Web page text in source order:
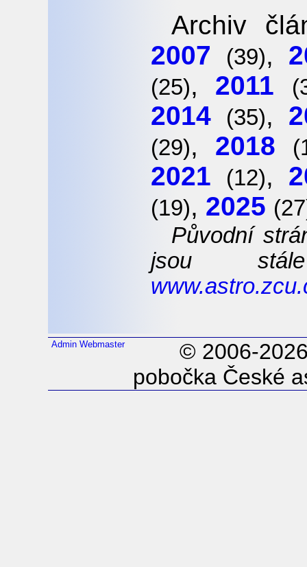
Archiv
2007
(39),
(25), 2011
2014 (35),
(29), 2018
2021 (12),
(19), 2025
Původní
jsou
Admin Webmaster
© 2006-
pobočka České